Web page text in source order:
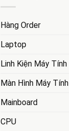
Hàng Order
Laptop
Linh Kiện Máy Tính
Màn Hình Máy Tính
Mainboard
CPU